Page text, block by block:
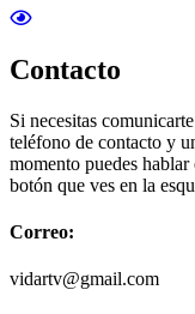
Contacto
Si necesitas
teléfono de contacto y
momento puedes
botón que ves en la
Correo:
vidartv@gmail.com